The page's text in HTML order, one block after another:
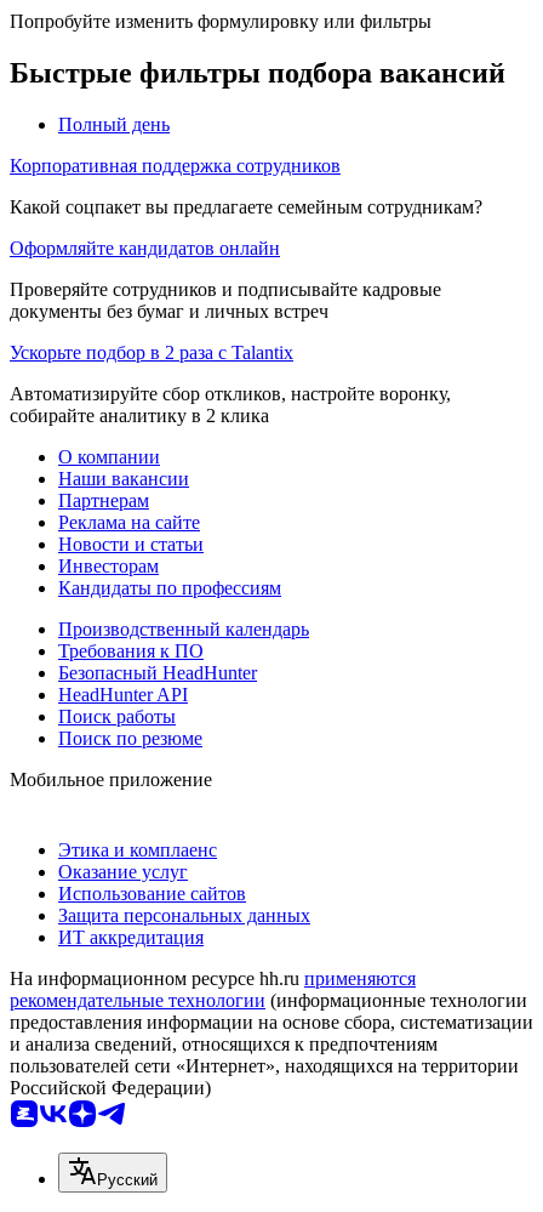
Попробуйте изменить формулировку или фильтры
Быстрые фильтры подбора вакансий
Полный день
Корпоративная поддержка сотрудников
Какой соцпакет вы предлагаете семейным сотрудникам?
Оформляйте кандидатов онлайн
Проверяйте сотрудников и подписывайте кадровые
документы без бумаг и личных встреч
Ускорьте подбор в 2 раза с Talantix
Автоматизируйте сбор откликов, настройте воронку,
собирайте аналитику в 2 клика
О компании
Наши вакансии
Партнерам
Реклама на сайте
Новости и статьи
Инвесторам
Кандидаты по профессиям
Производственный календарь
Требования к ПО
Безопасный HeadHunter
HeadHunter API
Поиск работы
Поиск по резюме
Мобильное приложение
Этика и комплаенс
Оказание услуг
Использование сайтов
Защита персональных данных
ИТ аккредитация
На информационном ресурсе hh.ru применяются
рекомендательные технологии (информационные технологии
предоставления информации на основе сбора, систематизации
и анализа сведений, относящихся к предпочтениям
пользователей сети «Интернет», находящихся на территории
Российской Федерации)
Русский